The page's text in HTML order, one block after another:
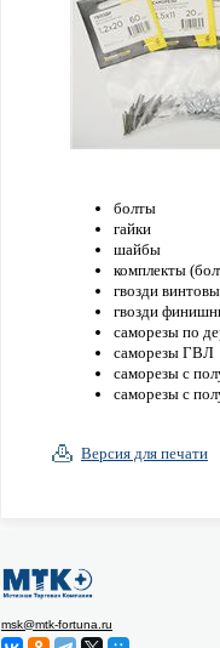
болты
гайки
шайбы
комплекты
гвозди
гвозди
саморезы по
саморезы ГВЛ
саморезы с
саморезы с
Версия для печати
msk@mtk-fortuna.ru